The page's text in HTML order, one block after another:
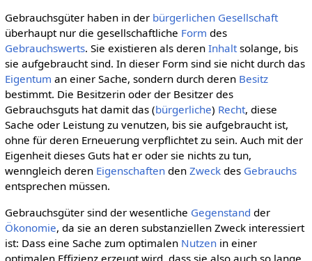
Gebrauchsgüter haben in der bürgerlichen Gesellschaft
überhaupt nur die gesellschaftliche Form des
Gebrauchswerts. Sie existieren als deren Inhaltsolange, bis
sie aufgebraucht sind. In dieser Form sind sie nicht durch das
Eigentum an einer Sache, sondern durch deren Besitz
bestimmt. Die Besitzerin oder der Besitzer des
Gebrauchsguts hat damit das (bürgerliche) Recht, diese
Sache oder Leistung zu venutzen, bis sie aufgebraucht ist,
ohne für deren Erneuerung verpflichtet zu sein. Auch mit der
Eigenheit dieses Guts hat er oder sie nichts zu tun,
wenngleich deren Eigenschaftenden Zweckdes Gebrauchs
entsprechen müssen.
Gebrauchsgüter sind der wesentliche Gegenstand der
Ökonomie, da sie an deren substanziellen Zweck interessiert
ist: Dass eine Sache zum optimalen Nutzenin einer
optimalen Effizienz erzeugt wird, dass sie also auch so lange